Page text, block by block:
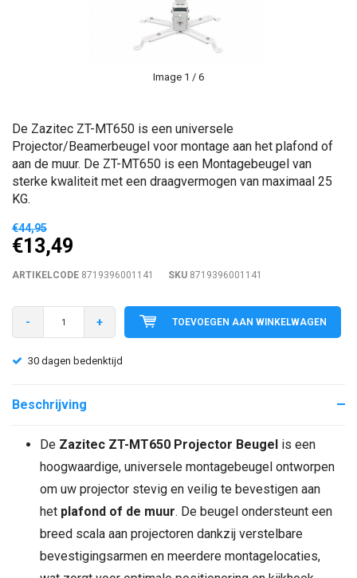
Image 1 / 6
De Zazitec ZT-MT650 is een universele
Projector/Beamerbeugel voor montage aan het plafond of
aan de muur. De ZT-MT650 is een Montagebeugel van
sterke kwaliteit met een draagvermogen van maximaal 25
KG.
€44,95
€13,49
ARTIKELCODE 8719396001141 SKU 8719396001141
- + TOEVOEGEN AAN WINKELWAGEN
30 dagen bedenktijd
Beschrijving
De Zazitec ZT-MT650 Projector Beugel is een
hoogwaardige, universele montagebeugel ontworpen
om uw projector stevig en veilig te bevestigen aan
het plafond of de muur. De beugel ondersteunt een
breed scala aan projectoren dankzij verstelbare
bevestigingsarmen en meerdere montagelocaties,